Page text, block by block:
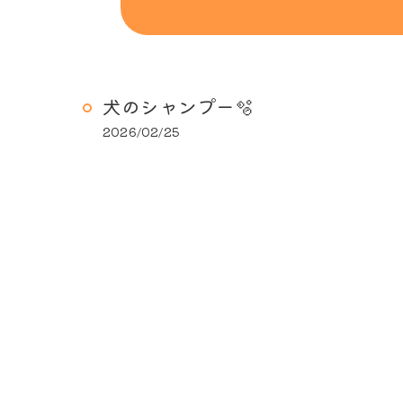
犬のシャンプー🫧
2026/02/25